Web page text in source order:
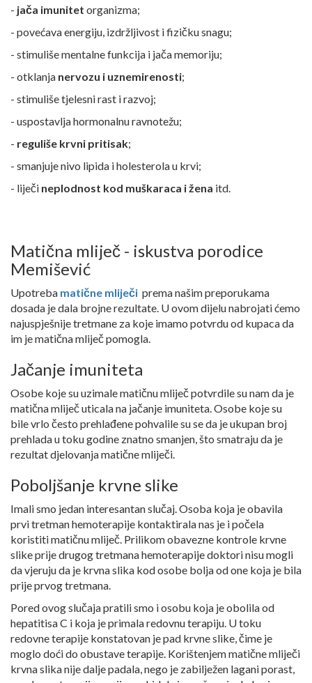
- jača imunitet organizma;
- povećava energiju, izdržljivost i fizičku snagu;
- stimuliše mentalne funkcija i jača memoriju;
- otklanja nervozu i uznemirenosti;
- stimuliše tjelesni rast i razvoj;
- uspostavlja hormonalnu ravnotežu;
- reguliše krvni pritisak;
- smanjuje nivo lipida i holesterola u krvi;
- liječi neplodnost kod muškaraca i žena itd.
Matična mliječ - iskustva porodice
Memišević
Upotreba matične mliječi prema našim preporukama
dosada je dala brojne rezultate. U ovom dijelu nabrojati ćemo
najuspješnije tretmane za koje imamo potvrdu od kupaca da
im je matična mliječ pomogla.
Jačanje imuniteta
Osobe koje su uzimale matičnu mliječ potvrdile su nam da je
matična mliječ uticala na jačanje imuniteta. Osobe koje su
bile vrlo često prehlađene pohvalile su se da je ukupan broj
prehlada u toku godine znatno smanjen, što smatraju da je
rezultat djelovanja matične mliječi.
Poboljšanje krvne slike
Imali smo jedan interesantan slučaj. Osoba koja je obavila
prvi tretman hemoterapije kontaktirala nas je i počela
koristiti matičnu mliječ. Prilikom obavezne kontrole krvne
slike prije drugog tretmana hemoterapije doktori nisu mogli
da vjeruju da je krvna slika kod osobe bolja od one koja je bila
prije prvog tretmana.
Pored ovog slučaja pratili smo i osobu koja je obolila od
hepatitisa C i koja je primala redovnu terapiju. U toku
redovne terapije konstatovan je pad krvne slike, čime je
moglo doći do obustave terapije. Korištenjem matične mliječi
krvna slika nije dalje padala, nego je zabilježen lagani porast,